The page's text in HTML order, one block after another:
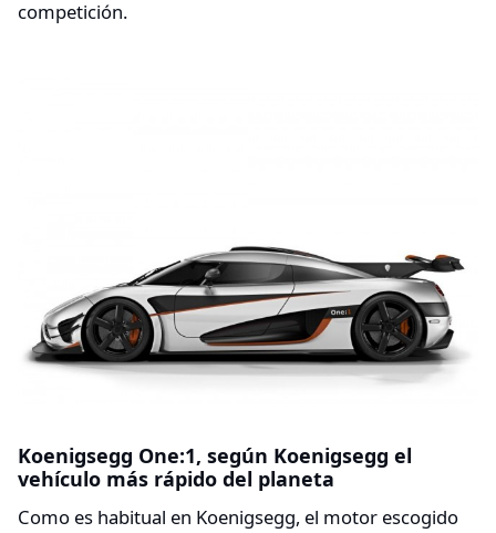
competición.
Koenigsegg One:1, según Koenigsegg el
vehículo más rápido del planeta
Como es habitual en Koenigsegg, el motor escogido